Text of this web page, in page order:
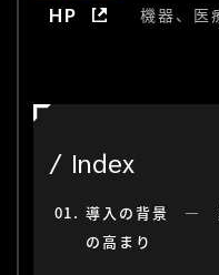
HP
機器、医
Index
導入の背景 ―
の高まり